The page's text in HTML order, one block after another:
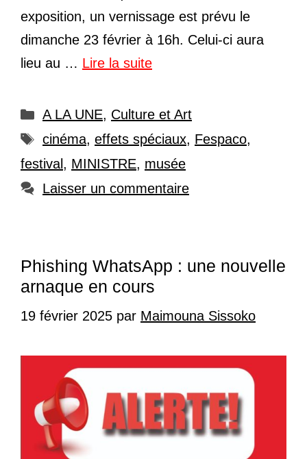
exposition, un vernissage est prévu le
dimanche 23 février à 16h. Celui-ci aura
lieu au … Lire la suite
Catégories
A LA UNE, Culture et Art
Étiquettes
cinéma, effets spéciaux, Fespaco,
festival , MINISTRE, musée
Laisser un commentaire
Phishing WhatsApp : une nouvelle
arnaque en cours
19 février 2025 par Maimouna Sissoko